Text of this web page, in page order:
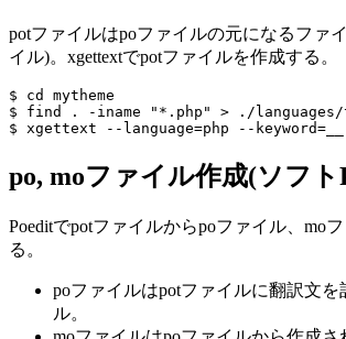
potファイルはpoファイルの元になるファ
イル)。xgettextでpotファイルを作成する。
$ cd mytheme
$ find . -iname "*.php" > ./
po, moファイル作成(ソフト
Poeditでpotファイルからpoファイル、mo
る。
poファイルはpotファイルに翻訳文を
ル。